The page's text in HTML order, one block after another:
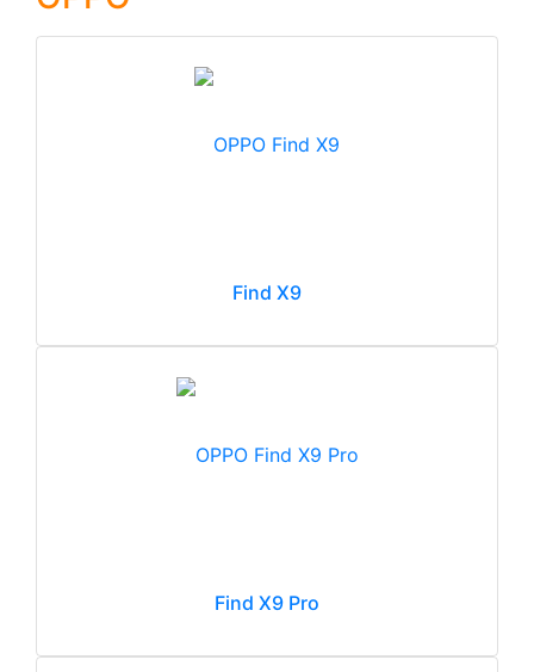
Find X9
Find X9 Pro